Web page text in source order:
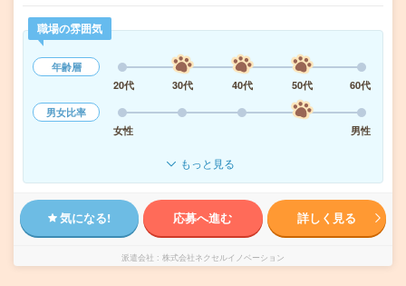
職場の雰囲気
年齢層
20代
30代 40代 50代
60代
男女比率
女性
男性
もっと見る
気になる! 応募へ進む 詳しく見る
派遣会社 株式会社ネクセルイノベーション